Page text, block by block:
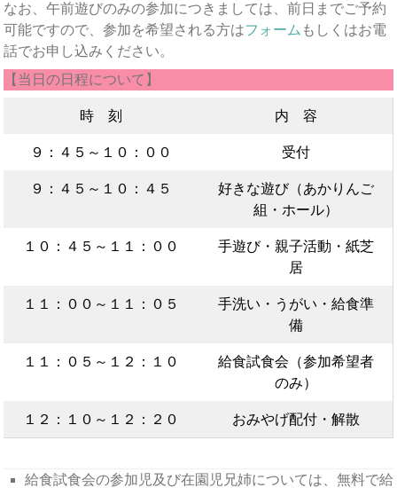
なお、午前遊びのみの参加につきましては、前日までご予約
可能ですので、参加を希望される方はフォーム もしくはお電
話でお申し込みください。
【当日の日程について】
時 刻 内 容
９：４５～１０：００ 受付
９：４５～１０：４５
好きな遊び（あかりんご
組・ホール）
１０：４５～１１：００
手遊び・親子活動・紙芝
居
１１：００～１１：０５
手洗い・うがい・給食準
備
１１：０５～１２：１０
給食試食会（参加希望者
のみ）
１２：１０～１２：２０ おみやげ配付・解散
給食試食会の参加児及び在園児兄姉については、無料で給